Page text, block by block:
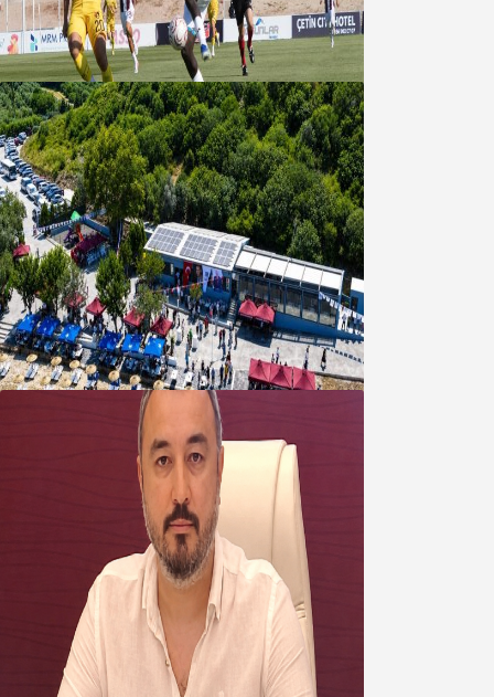
Bandırmaspor’dan 3 gollü başlangıç
08 Ağustos 2026
Bandırma Belediyesinden
Şirinçavuş’a hayat veren tesis
08 Ağustos 2026
Oğuzbeyi’nden Balıkesirspor
yönetimine cevap : Herkes kendine
yakışanı yapar, buluttan nem
kapmayın!